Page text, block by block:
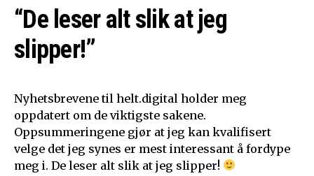
“De leser alt slik at jeg
slipper!”
Nyhetsbrevene til helt.digital holder meg
oppdatert om de viktigste sakene.
Oppsummeringene gjør at jeg kan kvalifisert
velge det jeg synes er mest interessant å fordype
meg i. De leser alt slik at jeg slipper!